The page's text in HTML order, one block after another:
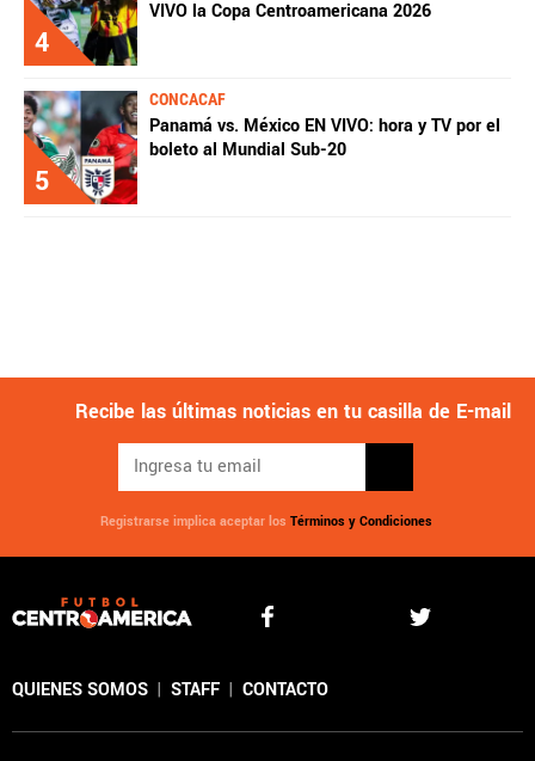
4
VIVO la Copa Centroamericana 2026
5
CONCACAF
Panamá vs. México EN VIVO: hora y TV por el
boleto al Mundial Sub-20
Recibe las últimas noticias en tu casilla de E-mail
Registrarse implica aceptar los Términos y Condiciones
QUIENES SOMOS | STAFF | CONTACTO